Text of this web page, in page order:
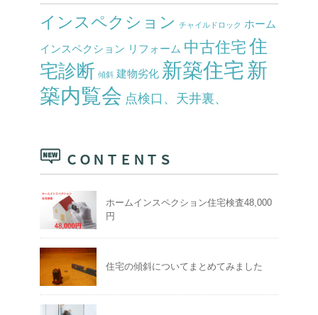
インスペクション チャイルドロック ホーム
インスペクション リフォーム 中古住宅 住
宅診断 傾斜 建物劣化 新築住宅 新
築内覧会 点検口、天井裏、
ＣＯＮＴＥＮＴＳ
ホームインスペクション住宅検査48,000
円
住宅の傾斜についてまとめてみました